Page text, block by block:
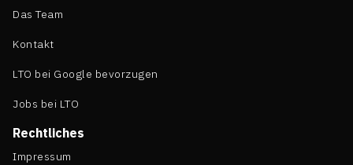
Das Team
Kontakt
LTO bei Google bevorzugen
Jobs bei LTO
Rechtliches
Impressum